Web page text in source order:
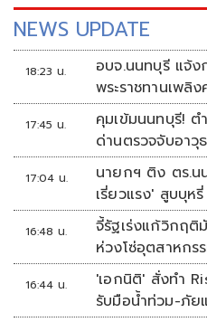
NEWS UPDATE
18:23 น.
อบจ.นนทบุรี แจ้
พระราชทานเพลิ
ประเสริฐ'
17:45 น.
คุมเข้มนนทบุรี!
ด่านตรวจจับอาวุ
17:04 น.
นายกฯ ติง ตร.
เรี่ยวแรง' สูบบุห
16:48 น.
จี้รัฐเร่งแก้วิกฤติ
ห่วงโซ่อุตสาหกร
16:44 น.
'เอกนิติ' สั่งทำ
รับมือน้ำท่วม-ภัย